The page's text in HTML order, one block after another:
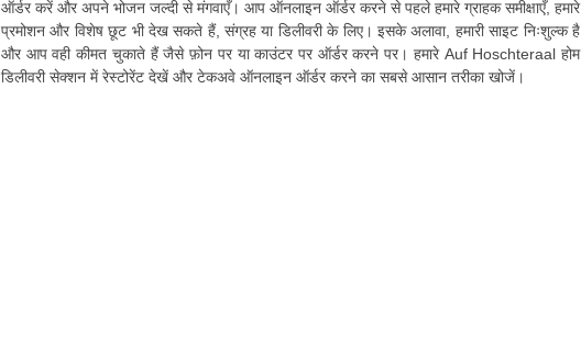
ऑर्डर करें और अपने भोजन जल्दी से मंगवाएँ। आप ऑनलाइन ऑर्डर करने से पहले हमारे ग्राहक समीक्षाएँ, हमारे
प्रमोशन और विशेष छूट भी देख सकते हैं, संग्रह या डिलीवरी के लिए। इसके अलावा, हमारी साइट निःशुल्क है
और आप वही कीमत चुकाते हैं जैसे फ़ोन पर या काउंटर पर ऑर्डर करने पर। हमारे Auf Hoschteraal होम
डिलीवरी सेक्शन में रेस्टोरेंट देखें और टेकअवे ऑनलाइन ऑर्डर करने का सबसे आसान तरीका खोजें।